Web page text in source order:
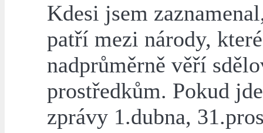
Kdesi jsem
patří mezi národy,
nadprůměrně věří
prostředkům. Pokud
zprávy 1.dubna,